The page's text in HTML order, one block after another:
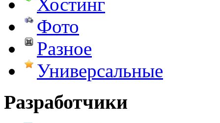
Фото
Разное
Универсальные
Разработчики